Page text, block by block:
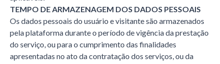
TEMPO DE ARMAZENAGEM DOS DADOS PESSOAIS
Os dados pessoais do usuário e visitante são armazenados
pela plataforma durante o período de vigência da prestação
do serviço, ou para o cumprimento das finalidades
apresentadas no ato da contratação dos serviços, ou da